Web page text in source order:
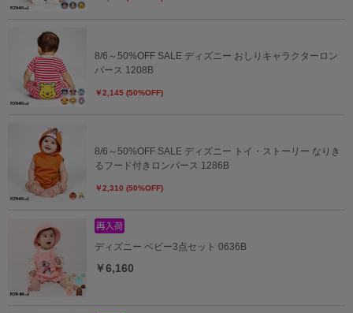
8/6～50%OFF SALE ディズニー おしりキャラクターロン
パース 1208B
￥2,145 (50%OFF)
8/6～50%OFF SALE ディズニー トイ・ストーリー なりき
るフード付きロンパース 1286B
￥2,310 (50%OFF)
ディズニー ベビー3点セット 0636B
￥6,160